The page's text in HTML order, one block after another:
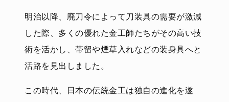
明治以降、廃刀令によって刀装具の需要が激減
した際、多くの優れた金工師たちがその高い技
術を活かし、帯留や煙草入れなどの装身具へと
活路を見出しました。
この時代、日本の伝統金工は独自の進化を遂